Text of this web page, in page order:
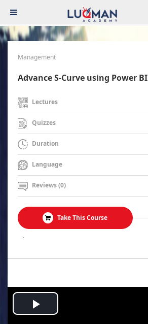
Management
Advance S-Curve using Power BI
Lectures
Quizzes
Duration
Language
Reviews (0)
Take This Course
.
Play